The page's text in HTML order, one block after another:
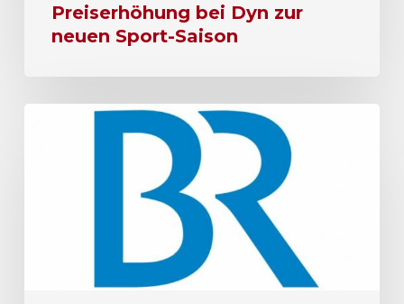
Preiserhöhung bei Dyn zur
neuen Sport-Saison